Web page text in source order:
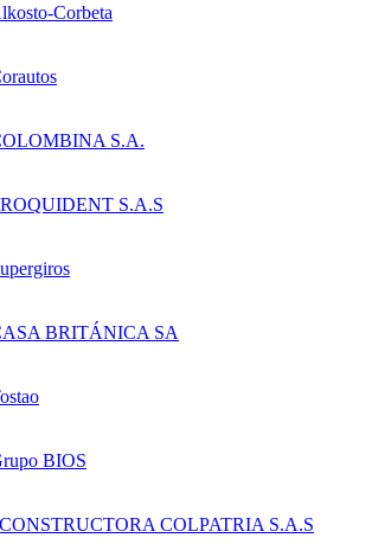
Corbeta
S.A.
S.A.S
BRITÁNICA SA
BIOS
CONSTRUCTORA COLPATRIA S.A.S